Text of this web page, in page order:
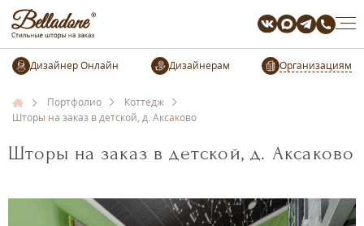
Организациям
Портфолио
Коттедж
Шторы на заказ в детской, д. Аксаково
Шторы на заказ в детской, д. Аксаково